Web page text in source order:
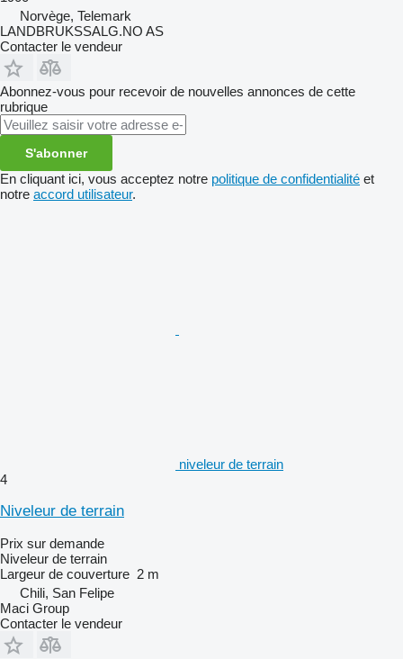
Norvège, Telemark
LANDBRUKSSALG.NO AS
Contacter le vendeur
Abonnez-vous pour recevoir de nouvelles annonces de cette
rubrique
S'abonner
En cliquant ici, vous acceptez notre politique de confidentialité et
notre accord utilisateur.
niveleur de terrain
4
Niveleur de terrain
Prix sur demande
Niveleur de terrain
Largeur de couverture 2 m
Chili, San Felipe
Maci Group
Contacter le vendeur